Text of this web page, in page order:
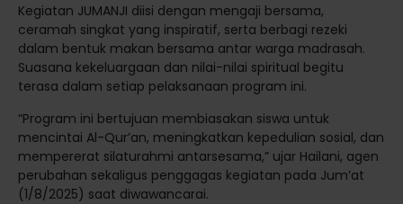
Kegiatan JUMANJI diisi dengan mengaji bersama,
ceramah singkat yang inspiratif, serta berbagi rezeki
dalam bentuk makan bersama antar warga madrasah.
Suasana kekeluargaan dan nilai-nilai spiritual begitu
terasa dalam setiap pelaksanaan program ini.
“Program ini bertujuan membiasakan siswa untuk
mencintai Al-Qur’an, meningkatkan kepedulian sosial, dan
mempererat silaturahmi antarsesama,” ujar Hailani, agen
perubahan sekaligus penggagas kegiatan pada Jum’at
(1/8/2025) saat diwawancarai.